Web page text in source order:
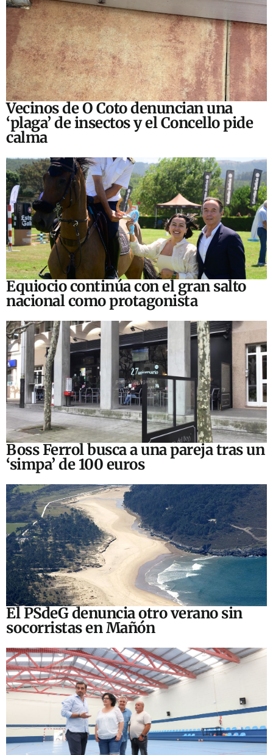
Vecinos de O Coto denuncian una
‘plaga’ de insectos y el Concello pide
calma
Equiocio continúa con el gran salto
nacional como protagonista
Boss Ferrol busca a una pareja tras un
‘simpa’ de 100 euros
El PSdeG denuncia otro verano sin
socorristas en Mañón